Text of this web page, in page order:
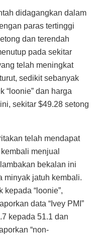
didagangkan dalam
paras tertinggi
dan terendah
pada sekitar
telah meningkat
sedikit sebanyak
“loonie” dan harga
sekitar $49.28 setong
telah mendapat
menjual
bekalan ini
minyak jatuh kembali.
“loonie”,
data “Ivey PMI”
kepada 51.1 dan
“non-